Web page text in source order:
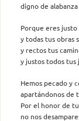
digno de
Porque eres
y todas tus obras
y rectos tus
y justos todos tus
Hemos pecado y
apartándonos de
Por el honor de
no nos